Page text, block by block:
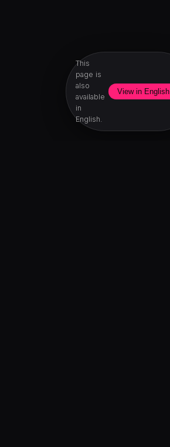
This
page is
also
available
in
English.
View in English